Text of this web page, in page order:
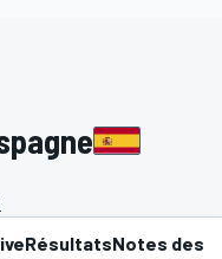
RésultatsNotes des